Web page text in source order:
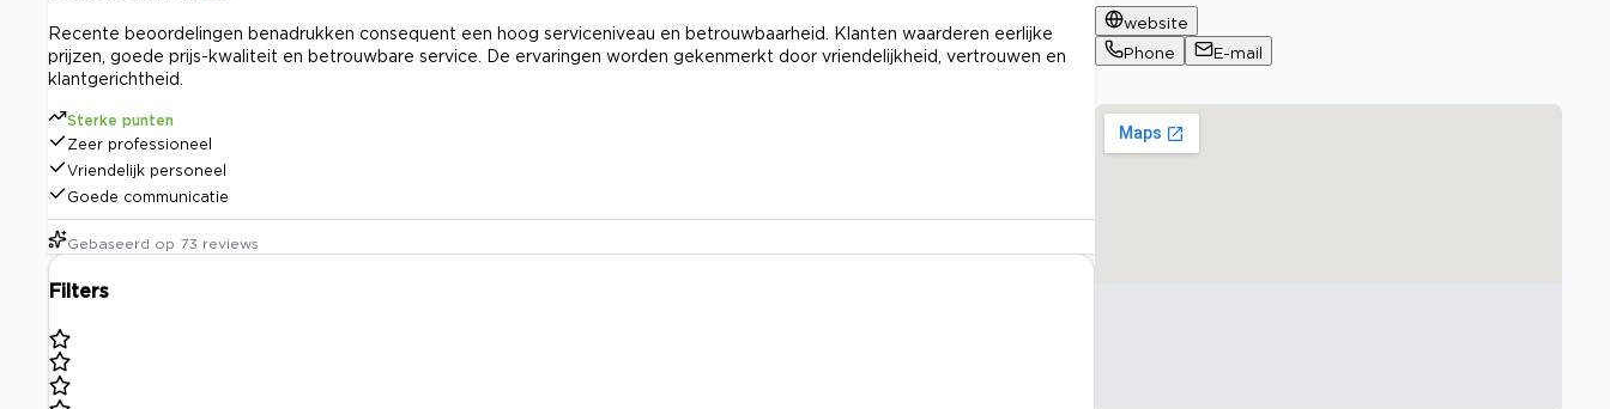
Recente beoordelingen benadrukken consequent een hoog serviceniveau en betrouwbaarheid. Klanten waarderen eerlijke
prijzen, goede prijs-kwaliteit en betrouwbare service. De ervaringen worden gekenmerkt door vriendelijkheid, vertrouwen en
klantgerichtheid.
Sterke punten
Zeer professioneel
Vriendelijk personeel
Goede communicatie
Gebaseerd op 73 reviews
Filters
website
Phone
E-mail